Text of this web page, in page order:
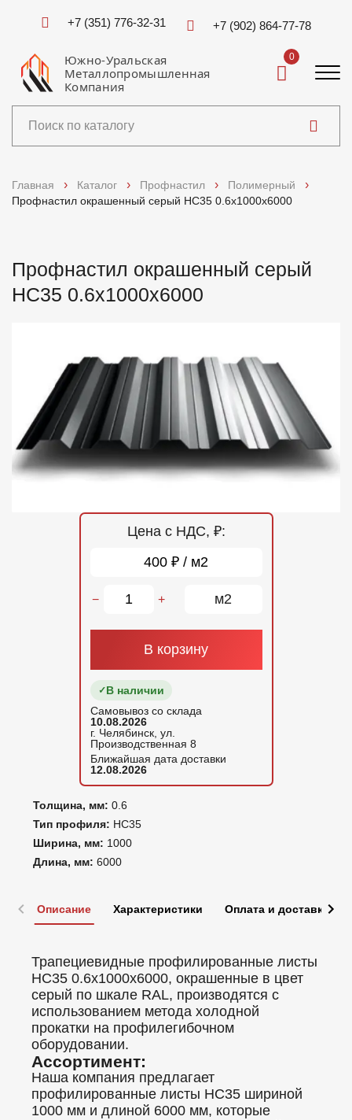
+7 (351) 776-32-31 +7 (902) 864-77-78
Южно-Уральская
Металлопромышленная
Компания
0
Доставка и оплата
Отзывы
Контакты
Главная Каталог Профнастил
Полимерный
Профнастил окрашенный серый НС35 0.6x1000x6000
Профнастил окрашенный серый
НС35 0.6x1000x6000
Толщина, мм: 0.6
Тип профиля: НС35
Ширина, мм: 1000
Длина, мм: 6000
Цена с НДС, ₽:
400 ₽ / м2
− + м2
В корзину
В наличии
Самовывоз со склада
10.08.2026
г. Челябинск, ул.
Производственная 8
Ближайшая дата доставки
12.08.2026
Описание Характеристики Оплата и доставка
Трапециевидные профилированные листы
НС35 0.6x1000x6000, окрашенные в цвет
серый по шкале RAL, производятся с
использованием метода холодной
прокатки на профилегибочном
оборудовании.
Ассортимент:
Наша компания предлагает
профилированные листы НС35 шириной
1000 мм и длиной 6000 мм, которые